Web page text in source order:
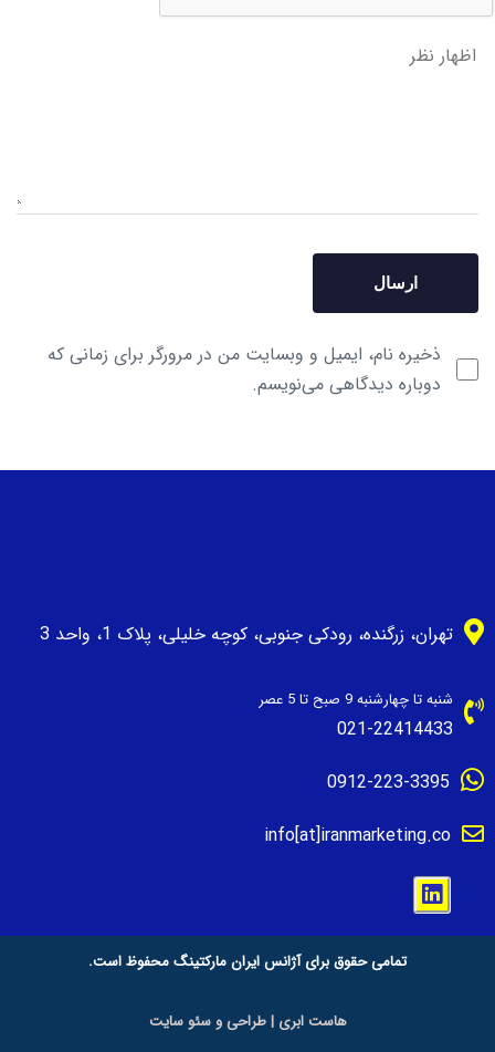
ذخیره نام، ایمیل و وبسایت من در مرورگر برای زمانی که
دوباره دیدگاهی می‌نویسم.
تهران، زرگنده، رودکی جنوبی، کوچه خلیلی، پلاک 1، واحد 3
شنبه تا چهارشنبه 9 صبح تا 5 عصر
021-22414433
0912-223-3395
info[at]iranmarketing.co
تمامی حقوق برای آژانس ایران مارکتینگ محفوظ است.
هاست ابری |طراحی و سئو سایت